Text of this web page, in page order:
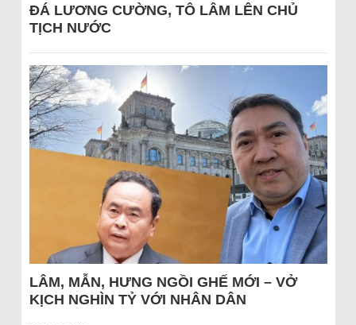
ĐÁ LƯƠNG CƯỜNG, TÔ LÂM LÊN CHỦ
TỊCH NƯỚC
LÂM, MẪN, HƯNG NGỒI GHẾ MỚI – VỞ
KỊCH NGHÌN TỶ VỚI NHÂN DÂN